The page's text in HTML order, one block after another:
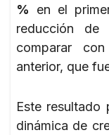
% en el
reducción de
comparar
anterior, que
Este resultado
dinámica de